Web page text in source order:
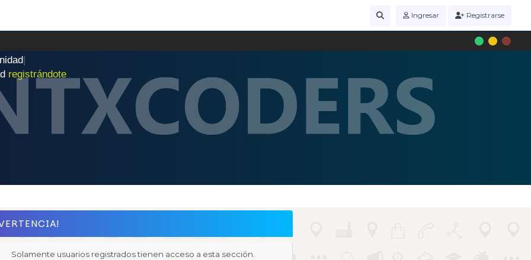
Ingresar Registrarse
nidad|
registrándote
Solamente usuarios registrados tienen acceso a esta sección.